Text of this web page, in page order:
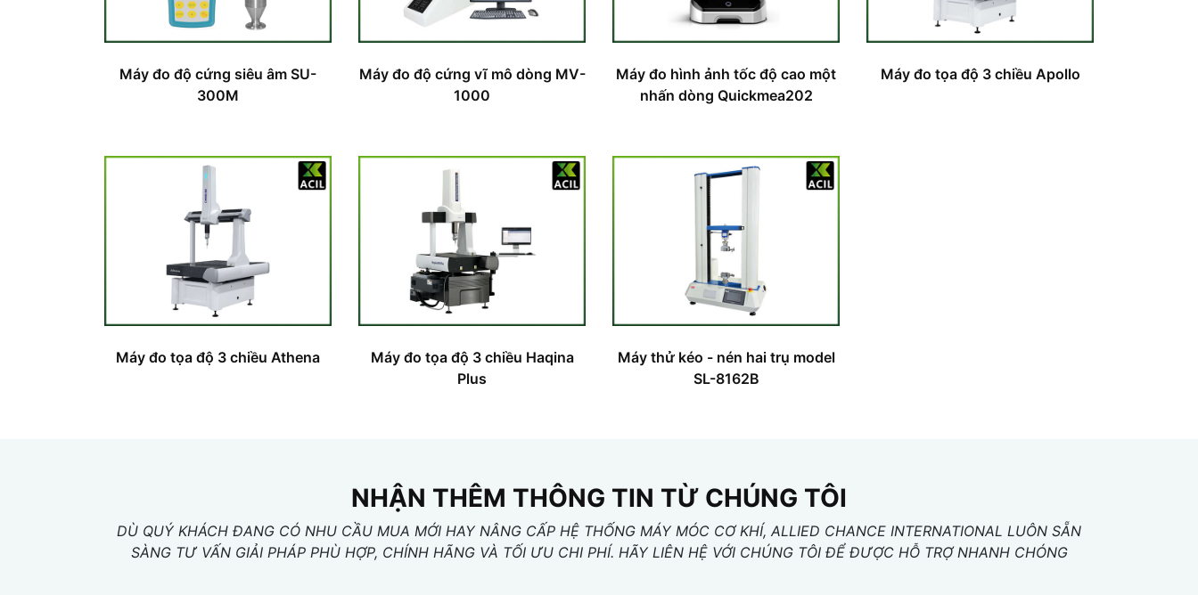
Máy đo độ cứng siêu âm SU-
300M
Máy đo độ cứng vĩ mô dòng MV-
1000
Máy đo hình ảnh tốc độ cao một
nhấn dòng Quickmea202
Máy đo tọa độ 3 chiều Apollo
Máy đo tọa độ 3 chiều Athena
Máy đo tọa độ 3 chiều Haqina
Plus
Máy thử kéo - nén hai trụ model
SL-8162B
NHẬN THÊM THÔNG TIN TỪ CHÚNG TÔI
DÙ QUÝ KHÁCH ĐANG CÓ NHU CẦU MUA MỚI HAY NÂNG CẤP HỆ THỐNG MÁY MÓC CƠ KHÍ, ALLIED CHANCE INTERNATIONAL LUÔN SẴN
SÀNG TƯ VẤN GIẢI PHÁP PHÙ HỢP, CHÍNH HÃNG VÀ TỐI ƯU CHI PHÍ. HÃY LIÊN HỆ VỚI CHÚNG TÔI ĐỂ ĐƯỢC HỖ TRỢ NHANH CHÓNG